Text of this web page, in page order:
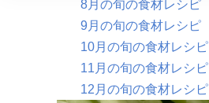
8月の旬の食材レシピ
9月の旬の食材レシピ
10月の旬の食材レシピ
11月の旬の食材レシピ
12月の旬の食材レシピ